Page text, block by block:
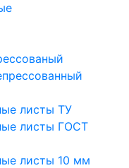
листы ТУ
листы ГОСТ
листы 10 мм